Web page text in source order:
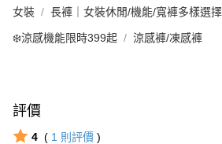
女裝 長褲｜女裝休閒/機能/寬褲多樣選擇
❄️涼感機能限時399起 涼感褲/凍感褲
評價
4 ( 1 則評價 )